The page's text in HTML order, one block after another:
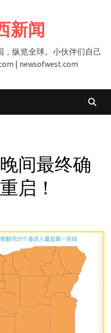
新闻
纵览全球。小伙伴们自己
| newsofwest.com
间最终确
启！